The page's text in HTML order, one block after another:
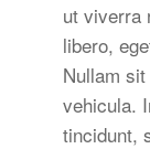
ut viverra
libero,
Nullam
vehicula.
tincidunt,